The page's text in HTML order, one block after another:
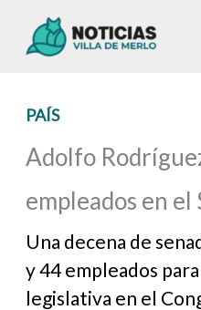
PAÍS
Adolfo
empleados en el
Una decena de
y 44 empleados
legislativa en el